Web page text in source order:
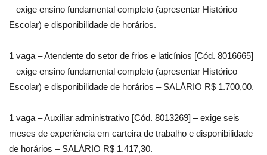
– exige ensino fundamental completo (apresentar Histórico
Escolar) e disponibilidade de horários.
1 vaga – Atendente do setor de frios e laticínios [Cód. 8016665]
– exige ensino fundamental completo (apresentar Histórico
Escolar) e disponibilidade de horários – SALÁRIO R$ 1.700,00.
1 vaga – Auxiliar administrativo [Cód. 8013269] – exige seis
meses de experiência em carteira de trabalho e disponibilidade
de horários – SALÁRIO R$ 1.417,30.